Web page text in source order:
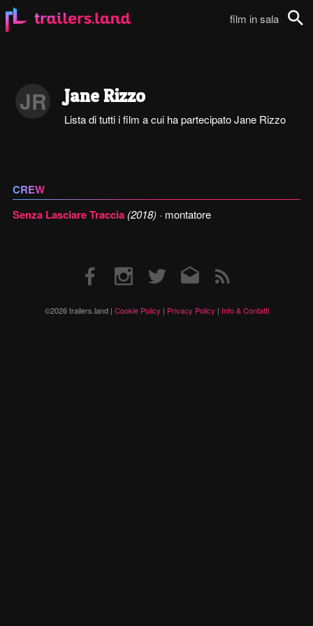
film in sala
JR Jane Rizzo
Lista di tutti i film a cui ha partecipato Jane Rizzo
CREW
Senza Lasciare Traccia (2018) · montatore
©2026 trailers.land | Cookie Policy | Privacy Policy | Info & Contatti